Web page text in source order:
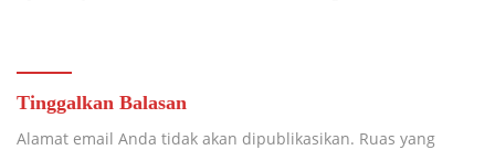
Tinggalkan Balasan
Alamat email Anda tidak akan dipublikasikan. Ruas yang